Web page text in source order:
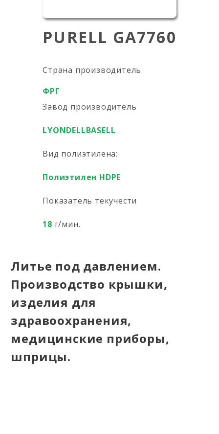
PURELL GA7760
Страна производитель
ФРГ
Завод производитель
LYONDELLBASELL
Вид полиэтилена:
Полиэтилен HDPE
Показатель текучести
18 г/мин.
Литье под давлением.
Производство крышки,
изделия для
здравоохранения,
медицинские приборы,
шприцы.